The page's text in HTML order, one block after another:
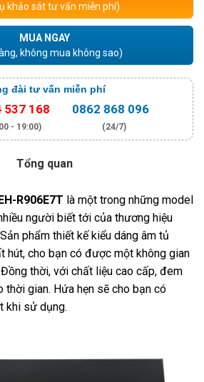
khảo sát tư vấn miễn phí)
MUA NGAY
không mua không sao)
đài tư vấn miễn phí
537 168
- 19:00)
0862 868 096
(24/7)
Tổng quan
R906E7T là một trong những model
người biết tới của thương hiệu
phẩm thiết kế kiểu dáng âm tủ
hút, cho bạn có được một không gian
thời, với chất liệu cao cấp, đem
gian. Hứa hẹn sẽ cho bạn có
khi sử dụng.